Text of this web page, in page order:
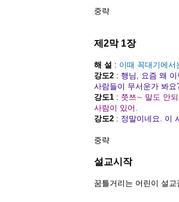
중략
제2막 1장
해 설 : 이때 꼭대기에
강도2 : 행님, 요즘 왜
사람들이 무서운가 봐
강도1 : 쯧쯔∼ 말도 안
사람이 있어.
강도2 : 정말이네요. 이
중략
설교시작
꿈틀거리는 어린이 설